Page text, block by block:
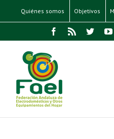
Quiénes somos Objetivos